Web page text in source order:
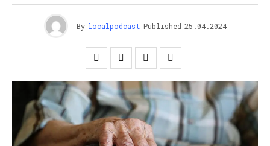
By localpodcast Published 25.04.2024